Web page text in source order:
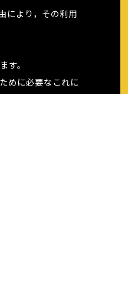
により，その利用
。
めに必要なこれに